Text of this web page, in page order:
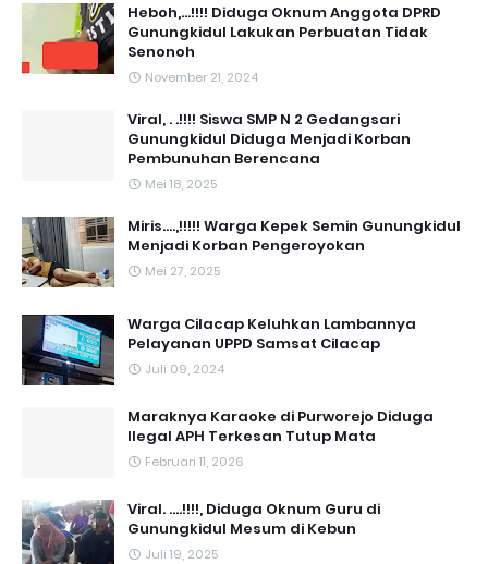
Heboh,...!!!! Diduga Oknum Anggota DPRD
Gunungkidul Lakukan Perbuatan Tidak
Senonoh
November 21, 2024
Viral, . .!!!! Siswa SMP N 2 Gedangsari
Gunungkidul Diduga Menjadi Korban
Pembunuhan Berencana
Mei 18, 2025
Miris....,!!!!! Warga Kepek Semin Gunungkidul
Menjadi Korban Pengeroyokan
Mei 27, 2025
Warga Cilacap Keluhkan Lambannya
Pelayanan UPPD Samsat Cilacap
Juli 09, 2024
Maraknya Karaoke di Purworejo Diduga
Ilegal APH Terkesan Tutup Mata
Februari 11, 2026
Viral. ....!!!!, Diduga Oknum Guru di
Gunungkidul Mesum di Kebun
Juli 19, 2025